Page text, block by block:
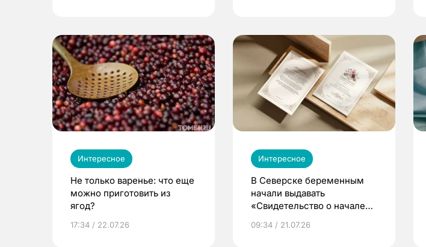
Интересное
Не только варенье: что еще
можно приготовить из
ягод?
17:34 / 22.07.26
Интересное
В Северске беременным
начали выдавать
«Свидетельство о начале
09:34 / 21.07.26